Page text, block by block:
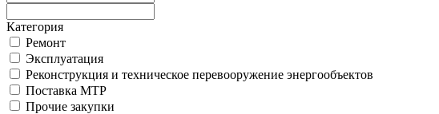
Категория
Ремонт
Эксплуатация
Реконструкция и техническое перевооружение энергообъектов
Поставка МТР
Прочие закупки